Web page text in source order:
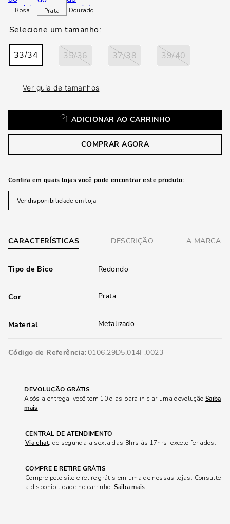
Rosa Prata Dourado
33/34 35/36 37/38 39/40
Ver guia de tamanhos
ADICIONAR AO CARRINHO
COMPRAR AGORA
Confira em quais lojas você pode encontrar este produto:
Ver disponibilidade em loja
CARACTERÍSTICAS DESCRIÇÃO A MARCA
Tipo de Bico Redondo
Cor Prata
Material Metalizado
Código de Referência 0106.29D5.014F.0023
DEVOLUÇÃO GRÁTIS
Após a entrega, você tem 10 dias para iniciar uma devolução Saiba
mais
CENTRAL DE ATENDIMENTO
Via chat, de segunda a sexta das 8hrs às 17hrs, exceto feriados.
COMPRE E RETIRE GRÁTIS
Compre pelo site e retire grátis em uma de nossas lojas. Consulte
a disponibilidade no carrinho.Saiba mais